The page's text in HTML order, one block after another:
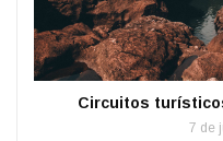
Circuitos
7 de